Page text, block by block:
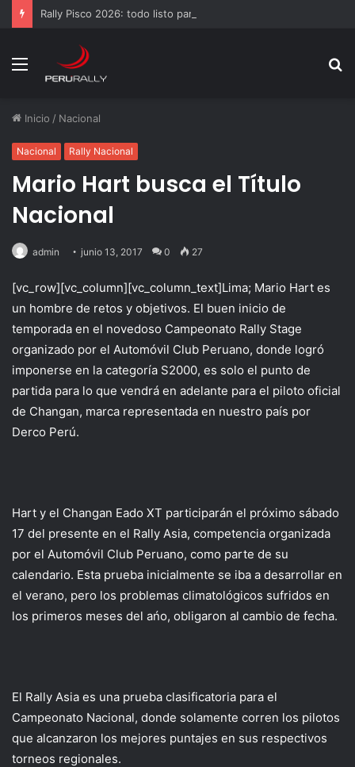
Rally Pisco 2026: todo listo para la gran final del RallyACP
Menú
Inicio / Nacional
Nacional Rally Nacional
Mario Hart busca el Título
Nacional
admin junio 13, 2017 0 27
[vc_row][vc_column][vc_column_text]Lima; Mario Hart es
un hombre de retos y objetivos. El buen inicio de
temporada en el novedoso Campeonato Rally Stage
organizado por el Automóvil Club Peruano, donde logró
imponerse en la categoría S2000, es solo el punto de
partida para lo que vendrá en adelante para el piloto oficial
de Changan, marca representada en nuestro país por
Derco Perú.
Hart y el Changan Eado XT participarán el próximo sábado
17 del presente en el Rally Asia, competencia organizada
por el Automóvil Club Peruano, como parte de su
calendario. Esta prueba inicialmente se iba a desarrollar en
el verano, pero los problemas climatológicos sufridos en
los primeros meses del ańo, obligaron al cambio de fecha.
El Rally Asia es una prueba clasificatoria para el
Campeonato Nacional, donde solamente corren los pilotos
que alcanzaron los mejores puntajes en sus respectivos
torneos regionales.